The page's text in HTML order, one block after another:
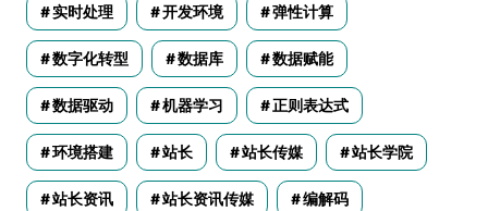
实时处理 开发环境 弹性计算
数字化转型 数据库 数据赋能
数据驱动 机器学习 正则表达式
环境搭建 站长 站长传媒 站长学院
站长资讯 站长资讯传媒 编解码